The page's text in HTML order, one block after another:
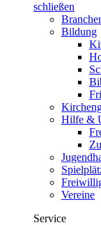
schließen
Bildung
Hilfe &
Vereine
Service